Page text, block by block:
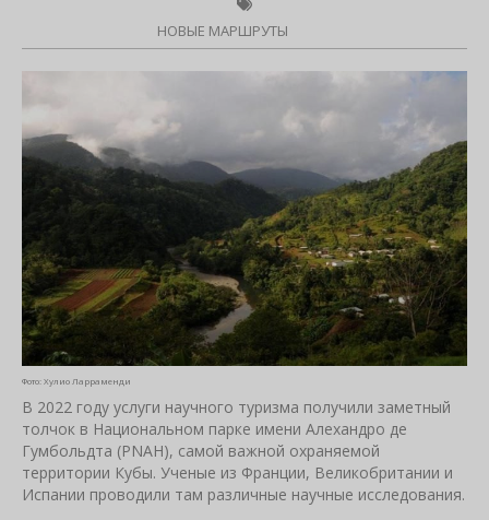
НОВЫЕ МАРШРУТЫ
Фото: Хулио Ларраменди
В 2022 году услуги научного туризма получили заметный
толчок в Национальном парке имени Алехандро де
Гумбольдта (PNAH), самой важной охраняемой
территории Кубы. Ученые из Франции, Великобритании и
Испании проводили там различные научные исследования.